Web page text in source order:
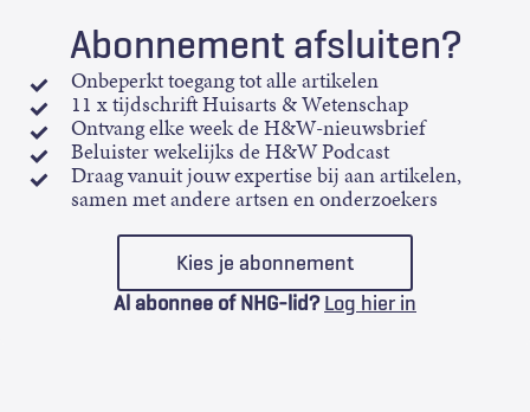
Abonnement afsluiten?
Onbeperkt toegang tot alle artikelen
11 x tijdschrift Huisarts & Wetenschap
Ontvang elke week de H&W-nieuwsbrief
Beluister wekelijks de H&W Podcast
Draag vanuit jouw expertise bij aan artikelen,
samen met andere artsen en onderzoekers
Kies je abonnement
Al abonnee of NHG-lid? Log hier in